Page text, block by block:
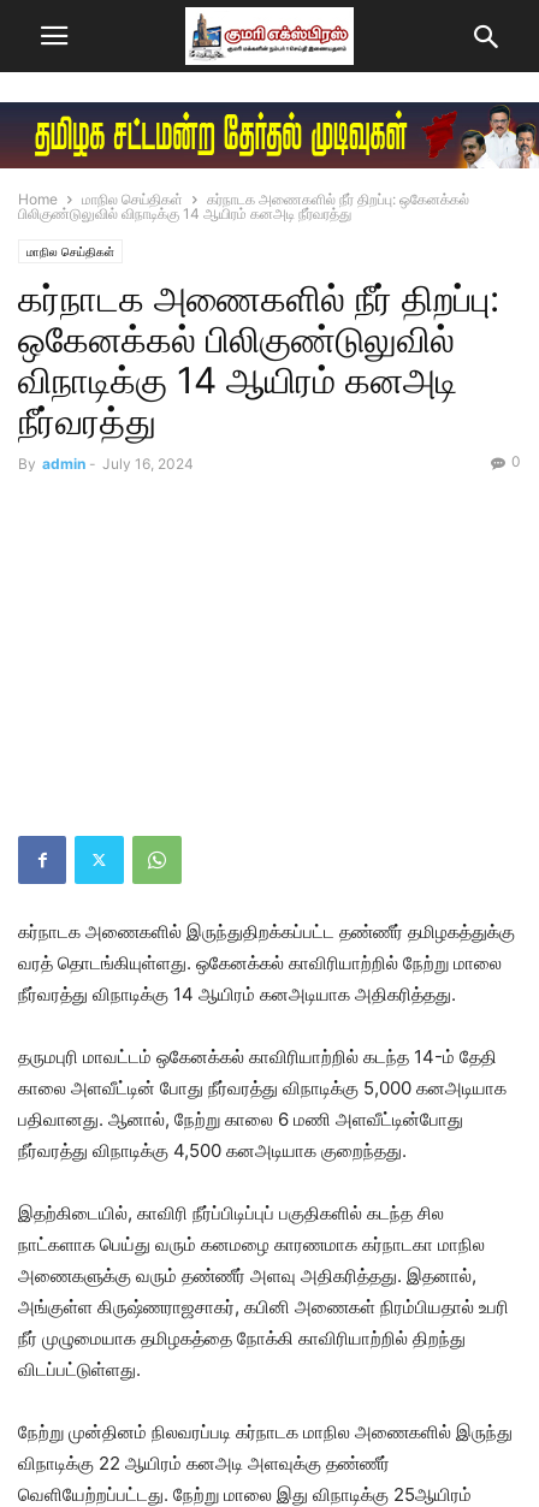
Home மாநில செய்திகள்
கர்நாடக அணைகளில் நீர் திறப்பு: ஒகேனக்கல்
பிலிகுண்டுலுவில் விநாடிக்கு 14 ஆயிரம் கனஅடி நீர்வரத்து
மாநில செய்திகள்
கர்நாடக அணைகளில் நீர் திறப்பு:
ஒகேனக்கல் பிலிகுண்டுலுவில்
விநாடிக்கு 14 ஆயிரம் கனஅடி
நீர்வரத்து
By admin - July 16, 2024 0
கர்நாடக அணைகளில் இருந்துதிறக்கப்பட்ட தண்ணீர் தமிழகத்துக்கு
வரத் தொடங்கியுள்ளது. ஒகேனக்கல் காவிரியாற்றில் நேற்று மாலை
நீர்வரத்து விநாடிக்கு 14 ஆயிரம் கனஅடியாக அதிகரித்தது.
தருமபுரி மாவட்டம் ஒகேனக்கல் காவிரியாற்றில் கடந்த 14-ம் தேதி
காலை அளவீட்டின் போது நீர்வரத்து விநாடிக்கு 5,000 கனஅடியாக
பதிவானது. ஆனால், நேற்று காலை 6 மணி அளவீட்டின்போது
நீர்வரத்து விநாடிக்கு 4,500 கனஅடியாக குறைந்தது.
இதற்கிடையில், காவிரி நீர்ப்பிடிப்புப் பகுதிகளில் கடந்த சில
நாட்களாக பெய்து வரும் கனமழை காரணமாக கர்நாடகா மாநில
அணைகளுக்கு வரும் தண்ணீர் அளவு அதிகரித்தது. இதனால்,
அங்குள்ள கிருஷ்ணராஜசாகர், கபினி அணைகள் நிரம்பியதால் உபரி
நீர் முழுமையாக தமிழகத்தை நோக்கி காவிரியாற்றில் திறந்து
விடப்பட்டுள்ளது.
நேற்று முன்தினம் நிலவரப்படி கர்நாடக மாநில அணைகளில் இருந்து
விநாடிக்கு 22 ஆயிரம் கனஅடி அளவுக்கு தண்ணீர்
வெளியேற்றப்பட்டது. நேற்று மாலை இது விநாடிக்கு 25ஆயிரம்